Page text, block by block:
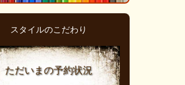
スタイルのこだわり
ただいまの予約状況